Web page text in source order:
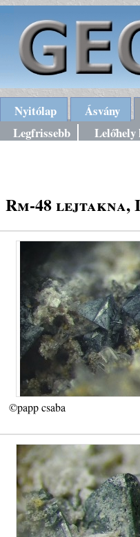
Nyitólap Ásvány
Legfrissebb
Rm-48
©papp csaba